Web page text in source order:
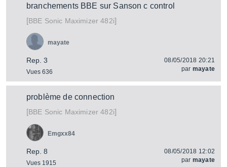
branchements BBE sur Sanson c control
[BBE Sonic Maximizer 482i]
Rep. 3
Vues 636
mayate
08/05/2018 20:21
par mayate
problème de connection
[BBE Sonic Maximizer 482i]
Rep. 8
Vues 1915
Emgxx84
08/05/2018 12:02
par mayate